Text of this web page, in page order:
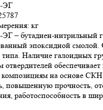
ЭГ
кг
– бутадиен-нитрильный
эпоксидной смолой.
типа. Наличие галоидных
отвердителей
на основе
повышенную прочность,
работоспособность в